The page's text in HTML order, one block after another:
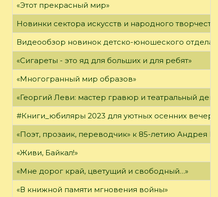
«Этот прекрасный мир»
Новинки сектора искусств и народного
Видеообзор новинок детско-юношеского отдела
«Сигареты - это яд для больших и для ребят»
«Многогранный мир образов»
«Георгий Леви: мастер гравюр и театральный
#Книги_юбиляры 2023 для уютных осенних
«Поэт, прозаик, переводчик» к 85-летию Андрея
«Живи, Байкал!»
«Мне дорог край, цветущий и свободный…»
«В книжной памяти мгновения войны»